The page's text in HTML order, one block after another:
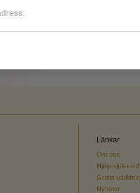
Länkar
Om oss
Hjälp sjuka
Gratis
Nyheter